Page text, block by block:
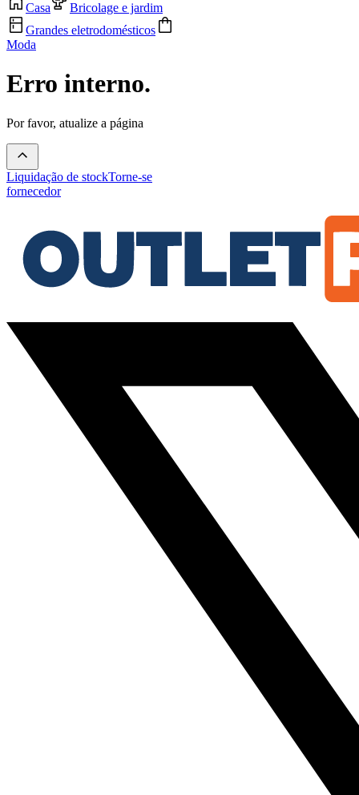
Casa
Bricolage e jardim
Grandes eletrodomésticos
Moda
Erro interno.
Por favor, atualize a página
Liquidação de stockTorne-se
fornecedor